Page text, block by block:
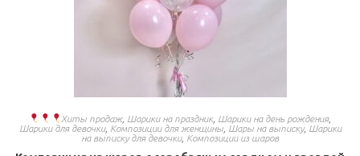
Хиты продаж, Шарики на праздник, Шарики на день рождения,
Шарики для девочки, Композиции для женщины, Шары на выписку, Шарики
на выписку для девочки, Композиции из шаров